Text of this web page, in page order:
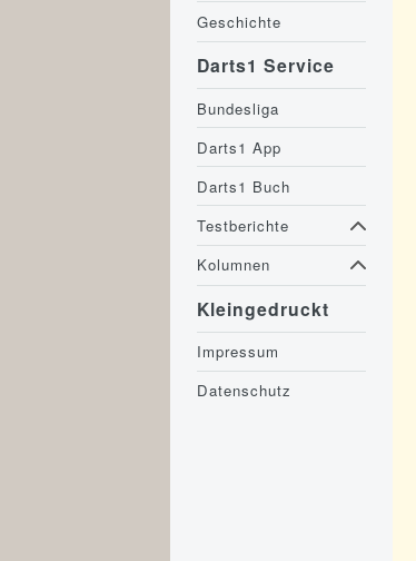
Geschichte
Darts1 Service
Bundesliga
Darts1 App
Darts1 Buch
Testberichte
Kolumnen
Kleingedruckt
Impressum
Datenschutz